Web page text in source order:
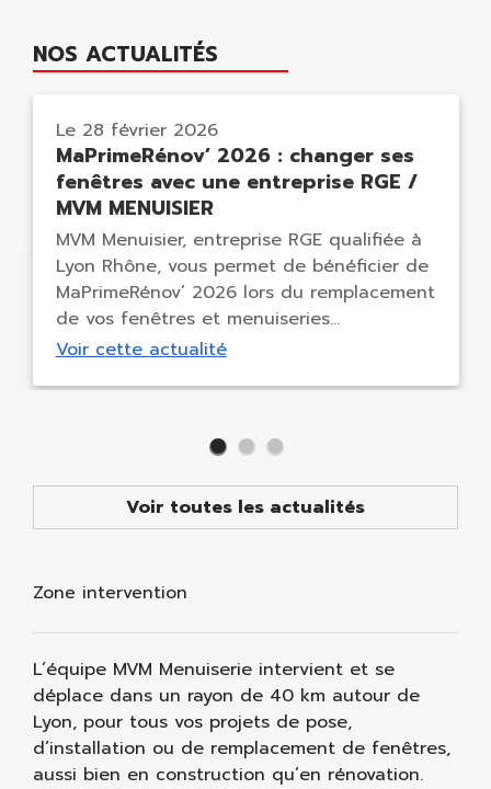
NOS ACTUALITÉS
Le 28 février 2026
MaPrimeRénov’ 2026 : changer ses
fenêtres avec une entreprise RGE /
MVM MENUISIER
MVM Menuisier, entreprise RGE qualifiée à
Lyon Rhône, vous permet de bénéficier de
MaPrimeRénov’ 2026 lors du remplacement
de vos fenêtres et menuiseries
extérieures, afin d’améliorer la
Voir cette actualité
Voir toutes les actualités
Zone intervention
L’équipe MVM Menuiserie intervient et se
déplace dans un rayon de 40 km autour de
Lyon, pour tous vos projets de pose,
d’installation ou de remplacement de fenêtres,
aussi bien en construction qu’en rénovation.